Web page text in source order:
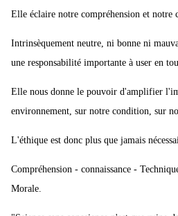
Elle éclaire notre compréhension et notre
Intrinsèquement neutre, ni bonne ni
une responsabilité importante à user en
Elle nous donne le pouvoir d'amplifier
environnement, sur notre condition, sur
L'éthique est donc plus que jamais
Compréhension - connaissance -
Morale.